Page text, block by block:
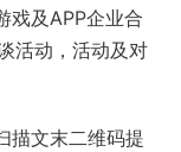
戏及APP企业合
活动，活动及对
描文末二维码提